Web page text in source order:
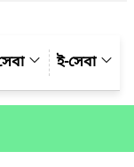
ই-সেবা